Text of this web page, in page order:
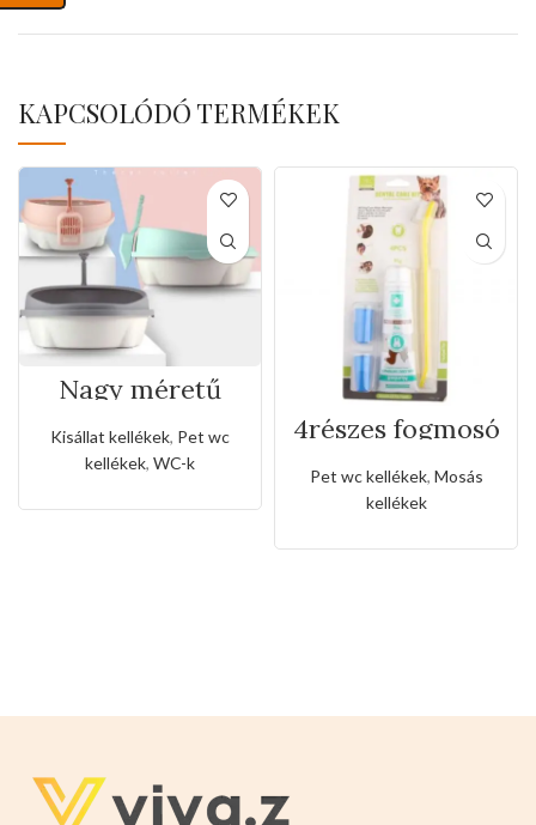
KAPCSOLÓDÓ TERMÉKEK
Nagy méretű
homokfröccsenés
elleni kerek
macska
alomtálca
Kisállat kellékek, Pet wc
kellékek, WC-k
4részes fogmosó
készlet(marha
steak ízű)
Pet wc kellékek, Mosás
kellékek